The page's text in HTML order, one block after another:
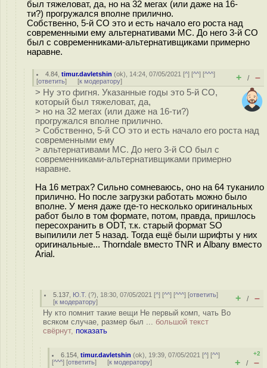
был тяжеловат, да, но на 32 мегах (или даже на 16-
ти?) прогружался вполне прилично.
Собственно, 5-й СО это и есть начало его роста над
современными ему альтернативами МС. До него 3-й СО
был с современниками-альтернативщиками примерно
наравне.
4.84 ,timur.davletshin (ok), 14:24, 07/05/2021 [^] [^^] [^^^]
[ответить] [к модератору] + / –
> Ну это фигня. Указанные годы это 5-й СО,
который был тяжеловат, да,
> но на 32 мегах (или даже на 16-ти?)
прогружался вполне прилично.
> Собственно, 5-й СО это и есть начало его роста над
современными ему
> альтернативами МС. До него 3-й СО был с
современниками-альтернативщиками примерно
наравне.
На 16 метрах? Сильно сомневаюсь, оно на 64 туканило
прилично. Но после загрузки работать можно было
вполне. У меня даже где-то несколько оригинальных
работ было в том формате, потом, правда, пришлось
пересохранить в ODT, т.к. старый формат SO
выпилили лет 5 назад. Тогда ещё были шрифты у них
оригинальные... Thorndale вместо TNR и Albany вместо
Arial.
5.137 Ю.Т. (?), 18:30, 07/05/2021 [^] [^^] [^^^] [ответить]
[к модератору] + / –
Ну кто помнит такие вещи Не первый комп, чать Во
всяком случае, размер был ... большой текст
свёрнут, показать
6.154 ,timur.davletshin (ok), 19:39, 07/05/2021 [^] [^^]
[^^^] [ответить] [к модератору]
+2
+ / –